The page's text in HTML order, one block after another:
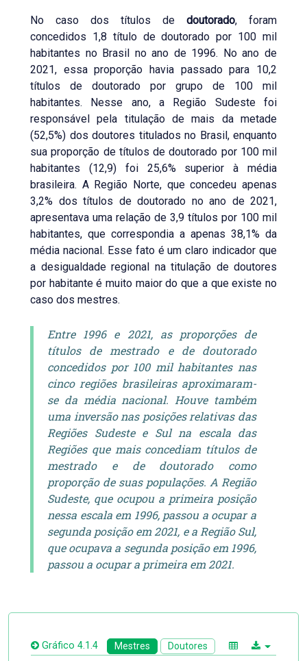
No caso dos títulos de doutorado, foram
concedidos 1,8 título de doutorado por 100 mil
habitantes no Brasil no ano de 1996. No ano de
2021, essa proporção havia passado para 10,2
títulos de doutorado por grupo de 100 mil
habitantes. Nesse ano, a Região Sudeste foi
responsável pela titulação de mais da metade
(52,5%) dos doutores titulados no Brasil, enquanto
sua proporção de títulos de doutorado por 100 mil
habitantes (12,9) foi 25,6% superior à média
brasileira. A Região Norte, que concedeu apenas
3,2% dos títulos de doutorado no ano de 2021,
apresentava uma relação de 3,9 títulos por 100 mil
habitantes, que correspondia a apenas 38,1% da
média nacional. Esse fato é um claro indicador que
a desigualdade regional na titulação de doutores
por habitante é muito maior do que a que existe no
caso dos mestres.
Entre 1996 e 2021, as proporções de
títulos de mestrado e de doutorado
concedidos por 100 mil habitantes nas
cinco regiões brasileiras aproximaram-
se da média nacional. Houve também
uma inversão nas posições relativas das
Regiões Sudeste e Sul na escala das
Regiões que mais concediam títulos de
mestrado e de doutorado como
proporção de suas populações. A Região
Sudeste, que ocupou a primeira posição
nessa escala em 1996, passou a ocupar a
segunda posição em 2021, e a Região Sul,
que ocupava a segunda posição em 1996,
passou a ocupar a primeira em 2021.
Gráfico 4.1.4 Mestres Doutores